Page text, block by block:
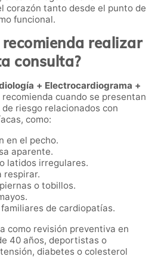
corazón tanto desde el punto de
funcional.
recomienda realizar
consulta?
+ Electrocardiograma +
recomienda cuando se presentan
riesgo relacionados con
como:
en el pecho.
aparente.
latidos irregulares.
respirar.
o tobillos.
de cardiopatías.
como revisión preventiva en
40 años, deportistas o
diabetes o colesterol